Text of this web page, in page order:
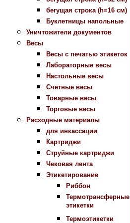
бегущая строка (h=16 см)
Буклетницы напольные
Уничтожители документов
Весы
Весы с печатью этикеток
Лабораторные весы
Настольные весы
Счетные весы
Товарные весы
Торговые весы
Расходные материалы
для инкассации
Картриджи
Струйные картриджи
Чековая лента
Этикетирование
Риббон
Термотрансферные
этикетки
Термоэтикетки